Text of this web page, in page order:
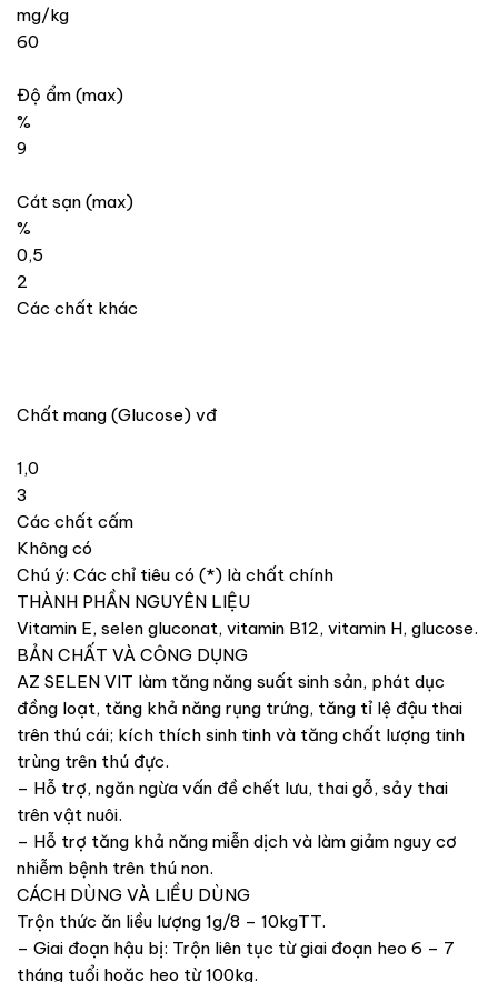
mg/kg
60
Độ ẩm (max)
%
9
Cát sạn (max)
%
0,5
2
Các chất khác
Chất mang (Glucose) vđ
1,0
3
Các chất cấm
Không có
Chú ý: Các chỉ tiêu có (*) là chất chính
THÀNH PHẦN NGUYÊN LIỆU
Vitamin E, selen gluconat, vitamin B12, vitamin H, glucose.
BẢN CHẤT VÀ CÔNG DỤNG
AZ SELEN VIT làm tăng năng suất sinh sản, phát dục
đồng loạt, tăng khả năng rụng trứng, tăng tỉ lệ đậu thai
trên thú cái; kích thích sinh tinh và tăng chất lượng tinh
trùng trên thú đực.
– Hỗ trợ, ngăn ngừa vấn đề chết lưu, thai gỗ, sảy thai
trên vật nuôi.
– Hỗ trợ tăng khả năng miễn dịch và làm giảm nguy cơ
nhiễm bệnh trên thú non.
CÁCH DÙNG VÀ LIỀU DÙNG
Trộn thức ăn liều lượng 1g/8 – 10kgTT.
– Giai đoạn hậu bị: Trộn liên tục từ giai đoạn heo 6 – 7
tháng tuổi hoặc heo từ 100kg.